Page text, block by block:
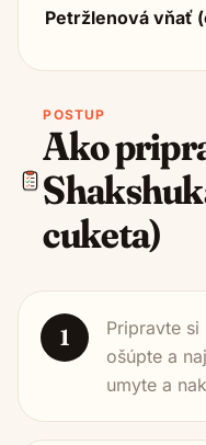
Petržlenová vňať
POSTUP
Ako
cuketa)
1
Pripravte si
ošúpte a
umyte a